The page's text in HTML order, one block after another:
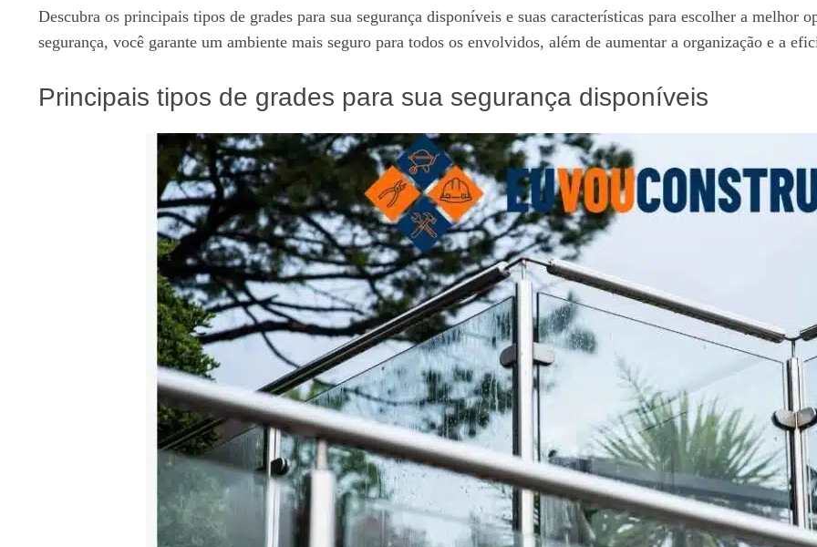
Descubra os principais tipos de grades para sua segurança disponíveis e suas características para escolher a melhor
segurança, você garante um ambiente mais seguro para todos os envolvidos, além de aumentar a organização e a
Principais tipos de grades para sua segurança disponíveis